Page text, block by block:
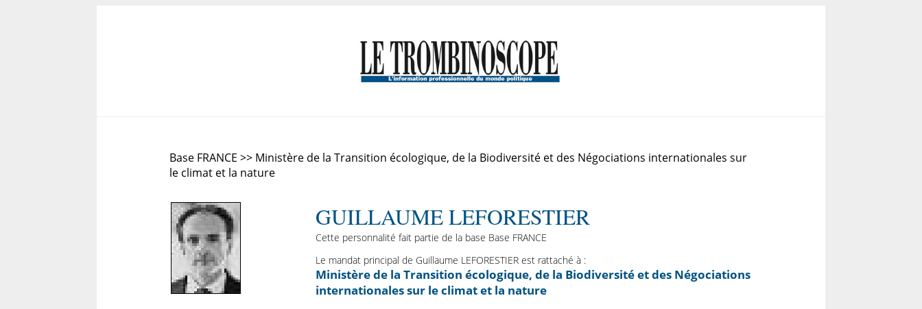
Base FRANCE >> Ministère de la Transition écologique, de la Biodiversité et des Négociations internationales sur
le climat et la nature
GUILLAUME LEFORESTIER
Cette personnalité fait partie de la base Base FRANCE
Le mandat principal de Guillaume LEFORESTIER est rattaché à :
Ministère de la Transition écologique, de la Biodiversité et des Négociations
internationales sur le climat et la nature